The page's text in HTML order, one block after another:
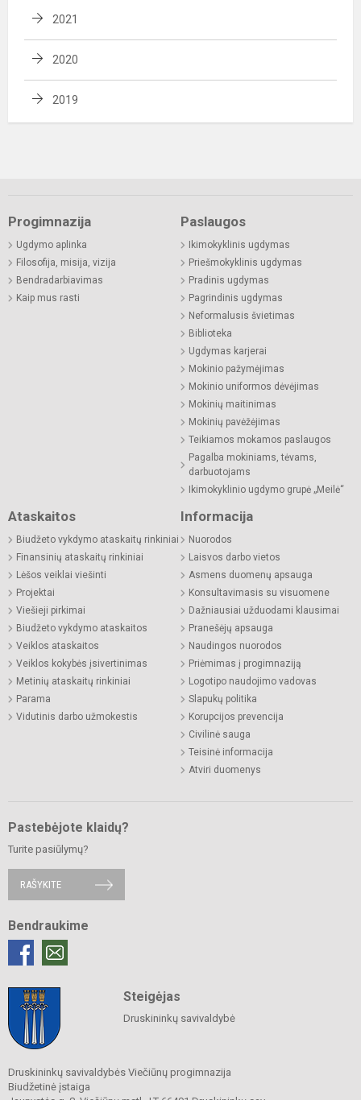
2021
2020
2019
Progimnazija
Ugdymo aplinka
Filosofija, misija, vizija
Bendradarbiavimas
Kaip mus rasti
Paslaugos
Ikimokyklinis ugdymas
Priešmokyklinis ugdymas
Pradinis ugdymas
Pagrindinis ugdymas
Neformalusis švietimas
Biblioteka
Ugdymas karjerai
Mokinio pažymėjimas
Mokinio uniformos dėvėjimas
Mokinių maitinimas
Mokinių pavėžėjimas
Teikiamos mokamos paslaugos
Pagalba mokiniams, tėvams,
darbuotojams
Ikimokyklinio ugdymo grupė „Meilė“
Ataskaitos
Biudžeto vykdymo ataskaitų rinkiniai
Finansinių ataskaitų rinkiniai
Lėšos veiklai viešinti
Projektai
Viešieji pirkimai
Biudžeto vykdymo ataskaitos
Veiklos ataskaitos
Veiklos kokybės įsivertinimas
Metinių ataskaitų rinkiniai
Parama
Vidutinis darbo užmokestis
Informacija
Nuorodos
Laisvos darbo vietos
Asmens duomenų apsauga
Konsultavimasis su visuomene
Dažniausiai užduodami klausimai
Pranešėjų apsauga
Naudingos nuorodos
Priėmimas į progimnaziją
Logotipo naudojimo vadovas
Slapukų politika
Korupcijos prevencija
Civilinė sauga
Teisinė informacija
Atviri duomenys
Pastebėjote klaidų?
Turite pasiūlymų?
RAŠYKITE
Bendraukime
Steigėjas
Druskininkų savivaldybė
Druskininkų savivaldybės Viečiūnų progimnazija
Biudžetinė įstaiga